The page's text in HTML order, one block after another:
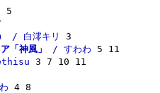
/ 白澪キリ
「神風」 / すわわ